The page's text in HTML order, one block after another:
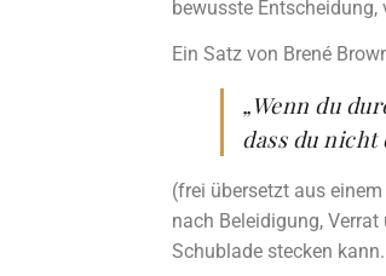
bewusste Entscheidung,
Ein Satz von Brené
„Wenn du
dass du
(frei übersetzt aus
nach Beleidigung,
Schublade stecken